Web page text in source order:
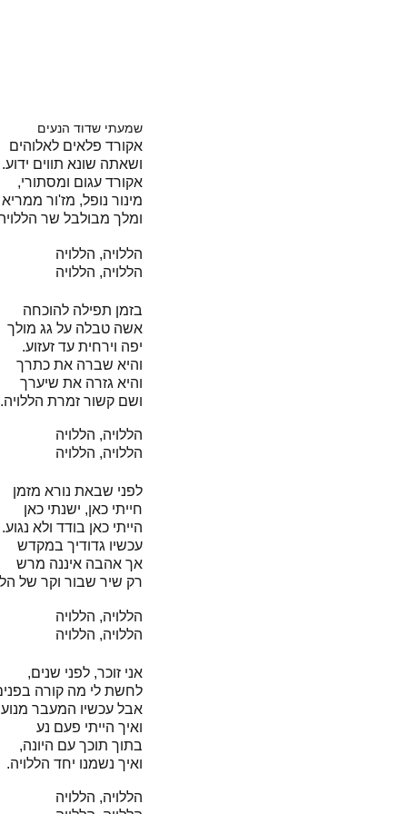
שמעתי שדוד הנעים
אקורד פלאים לאלוהים
ושאתה שונא תווים ידוע.
אקורד עגום ומסתורי,
מינור נופל, מז'ור ממריא
ומלך מבולבל שר
הללויה, הללויה
הללויה, הללויה
בזמן תפילה להוכחה
אשה טבלה על גג מולך
יפה וירחית עד זעזוע.
והיא שברה את כתרך
והיא גזרה את שיערך
ושם קשור זמרת הללויה.
הללויה, הללויה
הללויה, הללויה
לפני שבאת נורא מזמן
חייתי כאן, ישנתי כאן
הייתי כאן בודד ולא נגוע.
עכשיו גדודיך במקדש
אך אהבה איננה מרש
רק שיר שבור וקר של
הללויה, הללויה
הללויה, הללויה
אני זוכר, לפני שנים,
לחשת לי מה קורה
אבל עכשיו המעבר
ואיך הייתי פעם נע
בתוך תוכך עם היונה,
ואיך נשמנו יחד הללויה.
הללויה, הללויה